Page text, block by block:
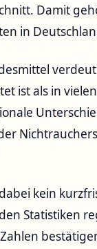
Damit
in
ist als in
kein
Statistiken